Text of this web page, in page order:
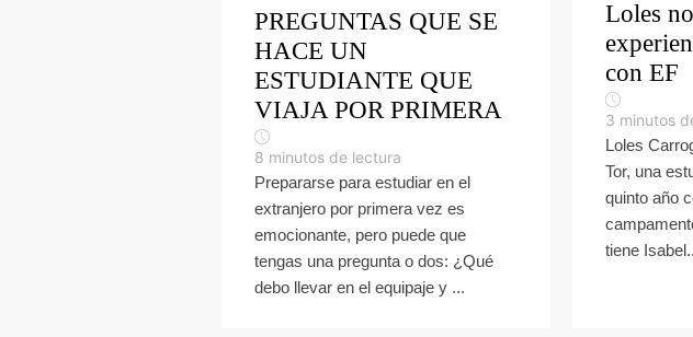
PREGUNTAS QUE SE
HACE UN
ESTUDIANTE QUE
VIAJA POR PRIMERA
8 minutos de lectura
Prepararse para estudiar en el
extranjero por primera vez es
emocionante, pero puede que
tengas una pregunta o dos: ¿Qué
debo llevar en el equipaje y ...
Loles
con EF
3 minutos
Loles
Tor, una
quinto año
tiene